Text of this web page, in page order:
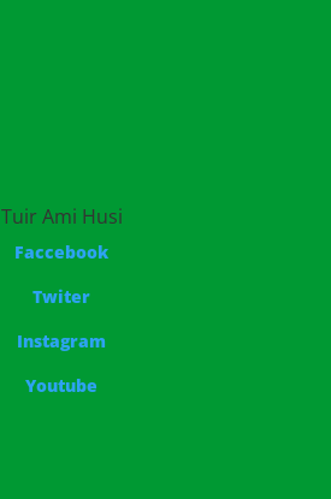
Tuir Ami Husi
Faccebook
Twiter
Instagram
Youtube